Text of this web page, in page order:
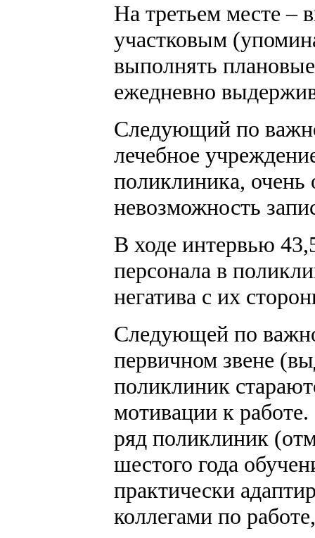
На третьем месте –
участковым
выполнять
ежедневно
Следующий по
лечебное
поликлиника,
невозможность
В ходе интервью
персонала в
негатива с их
Следующей по
первичном звене
поликлиник
мотивации к
ряд поликлиник
шестого года
практически
коллегами по